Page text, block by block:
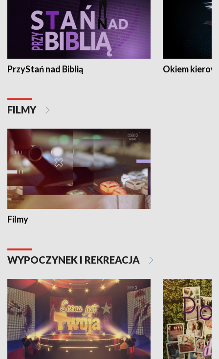
PrzyStań nad Biblią Okiem
FILMY
Filmy
WYPOCZYNEK I REKREACJA